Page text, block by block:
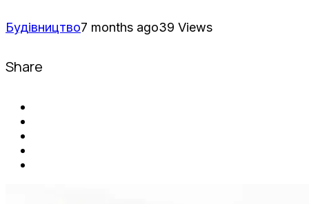
Будівництво7 months ago39 Views
Share